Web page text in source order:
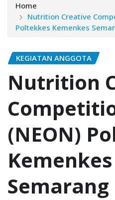
Home
Nutrition Creative
Poltekkes Kemenkes
KEGIATAN ANGGOTA
Nutrition
(NEON)
Kemenkes
Semarang